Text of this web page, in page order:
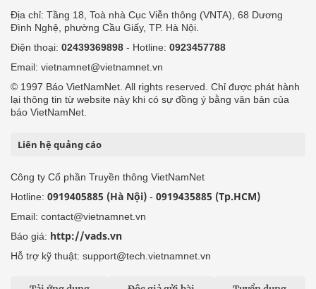
Địa chỉ: Tầng 18, Toà nhà Cục Viễn thông (VNTA), 68 Dương
Đình Nghệ, phường Cầu Giấy, TP. Hà Nội.
Điện thoại: 02439369898 - Hotline: 0923457788
Email: vietnamnet@vietnamnet.vn
© 1997 Báo VietNamNet. All rights reserved. Chỉ được phát hành
lại thông tin từ website này khi có sự đồng ý bằng văn bản của
báo VietNamNet.
Liên hệ quảng cáo
Công ty Cổ phần Truyền thông VietNamNet
Hotline: 0919405885 (Hà Nội) - 0919435885 (Tp.HCM)
Email: contact@vietnamnet.vn
Báo giá: http://vads.vn
Hỗ trợ kỹ thuật: support@tech.vietnamnet.vn